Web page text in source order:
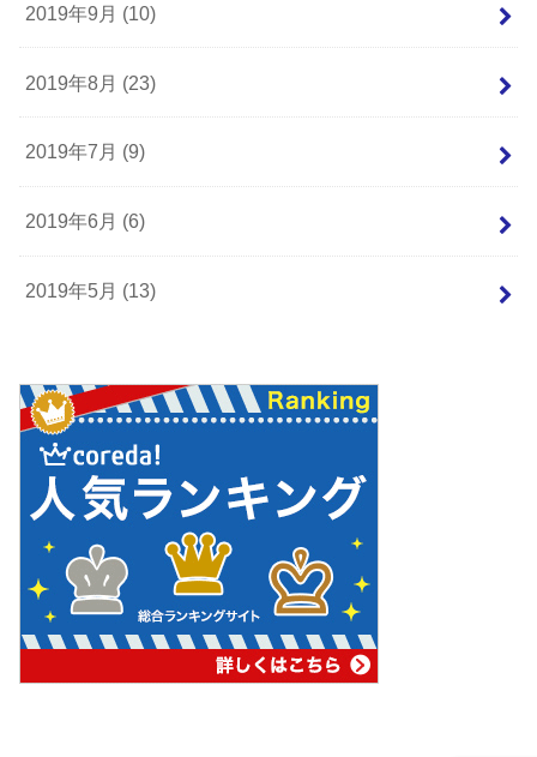
2019年9月 (10)
2019年8月 (23)
2019年7月 (9)
2019年6月 (6)
2019年5月 (13)